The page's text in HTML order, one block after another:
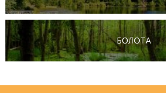
БОЛОТА